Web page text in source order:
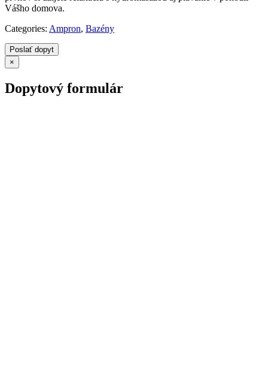
Vášho domova.
Categories: Ampron, Bazény
Poslať dopyt
×
Dopytový formulár